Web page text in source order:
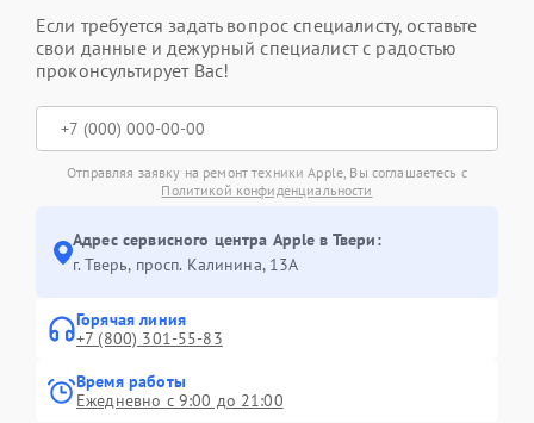
Если требуется задать вопрос специалисту, оставьте
свои данные и дежурный специалист с радостью
проконсультирует Вас!
Отправляя заявку на ремонт техники Apple, Вы соглашаетесь с
Политикой конфиденциальности
Адрес сервисного центра Apple в Твери:
г. Тверь, просп. Калинина, 13А
Горячая линия
+7 (800) 301-55-83
Время работы
Ежедневно с 9:00 до 21:00